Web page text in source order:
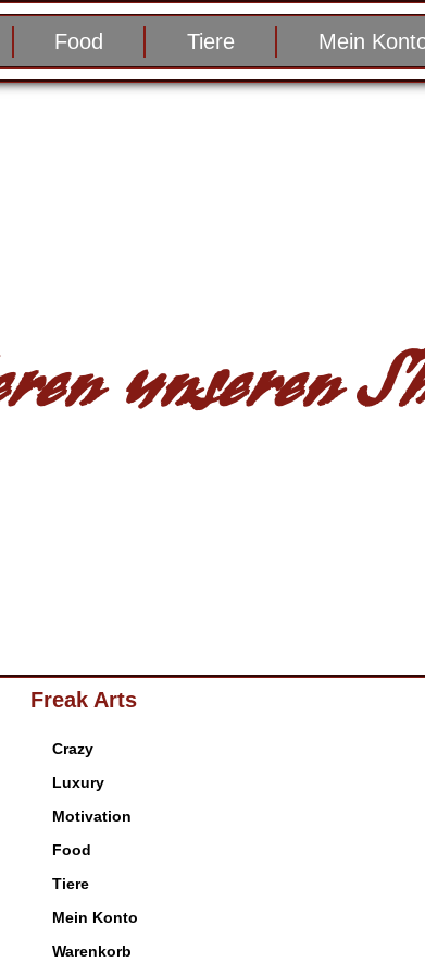
Food Tiere Mein
unseren
Freak Arts
Crazy
Luxury
Motivation
Food
Tiere
Mein Konto
Warenkorb